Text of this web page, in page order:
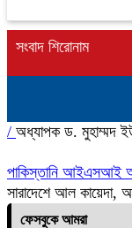
সংবাদ শিরোনাম
/ অধ্যাপক ড. মুহাম্মদ
পাকিস্তানি আইএসআই
সারাদেশে আল কায়েদা,
ফেসবুকে আমরা